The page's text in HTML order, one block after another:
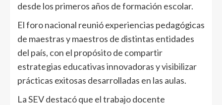
desde los primeros años de formación escolar.
El foro nacional reunió experiencias pedagógicas
de maestras y maestros de distintas entidades
del país, con el propósito de compartir
estrategias educativas innovadoras y visibilizar
prácticas exitosas desarrolladas en las aulas.
La SEV destacó que el trabajo docente